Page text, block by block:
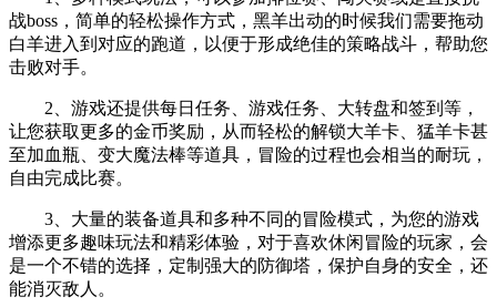
战boss，简单的轻松操作方式，黑羊出动的时候我们需要拖动
白羊进入到对应的跑道，以便于形成绝佳的策略战斗，帮助您
击败对手。
2、游戏还提供每日任务、游戏任务、大转盘和签到等，
让您获取更多的金币奖励，从而轻松的解锁大羊卡、猛羊卡甚
至加血瓶、变大魔法棒等道具，冒险的过程也会相当的耐玩，
自由完成比赛。
3、大量的装备道具和多种不同的冒险模式，为您的游戏
增添更多趣味玩法和精彩体验，对于喜欢休闲冒险的玩家，会
是一个不错的选择，定制强大的防御塔，保护自身的安全，还
能消灭敌人。